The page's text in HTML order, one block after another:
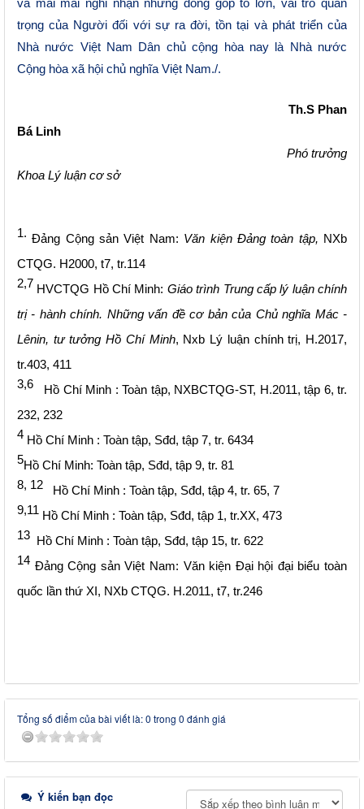
và mãi mãi nghi nhận những đóng góp to lớn, vai trò quan
trọng của Người đối với sự ra đời, tồn tại và phát triển của
Nhà nước Việt Nam Dân chủ cộng hòa nay là Nhà nước
Cộng hòa xã hội chủ nghĩa Việt Nam./.
Th.S Phan
Bá Linh
Phó trưởng
Khoa Lý luận cơ sở
1. Đảng Cộng sản Việt Nam: Văn kiện Đảng toàn tập, NXb
CTQG. H2000, t7, tr.114
2,7 HVCTQG Hồ Chí Minh: Giáo trình Trung cấp lý luận chính
trị - hành chính. Những vấn đề cơ bản của Chủ nghĩa Mác -
Lênin, tư tưởng Hồ Chí Minh, Nxb Lý luận chính trị, H.2017,
tr.403, 411
3,6
Hồ Chí Minh : Toàn tập, NXBCTQG-ST, H.2011, tập 6, tr.
232, 232
4 Hồ Chí Minh : Toàn tập, Sđd, tập 7, tr. 6434
5Hồ Chí Minh: Toàn tập, Sđd, tập 9, tr. 81
8, 12
Hồ Chí Minh : Toàn tập, Sđd, tập 4, tr. 65, 7
9,11 Hồ Chí Minh : Toàn tập, Sđd, tập 1, tr.XX, 473
13
Hồ Chí Minh : Toàn tập, Sđd, tập 15, tr. 622
14 Đảng Cộng sản Việt Nam: Văn kiện Đại hội đại biểu toàn
quốc lần thứ XI, NXb CTQG. H.2011, t7, tr.246
Tổng số điểm của bài viết là: 0 trong 0 đánh giá
Ý kiến bạn đọc